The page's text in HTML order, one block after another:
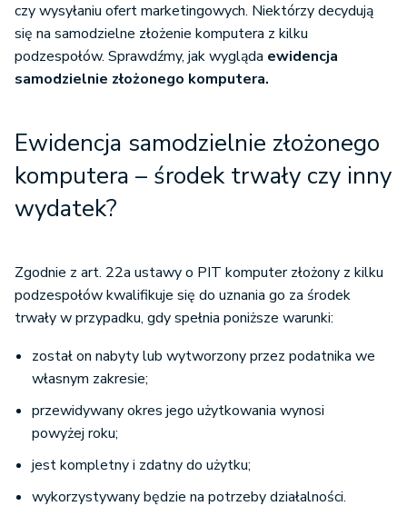
czy wysyłaniu ofert marketingowych. Niektórzy decydują
się na samodzielne złożenie komputera z kilku
podzespołów. Sprawdźmy, jak wygląda ewidencja
samodzielnie złożonego komputera.
Ewidencja samodzielnie złożonego
komputera – środek trwały czy inny
wydatek?
Zgodnie z art. 22a ustawy o PIT komputer złożony z kilku
podzespołów kwalifikuje się do uznania go za środek
trwały w przypadku, gdy spełnia poniższe warunki:
został on nabyty lub wytworzony przez podatnika we
własnym zakresie;
przewidywany okres jego użytkowania wynosi
powyżej roku;
jest kompletny i zdatny do użytku;
wykorzystywany będzie na potrzeby działalności.